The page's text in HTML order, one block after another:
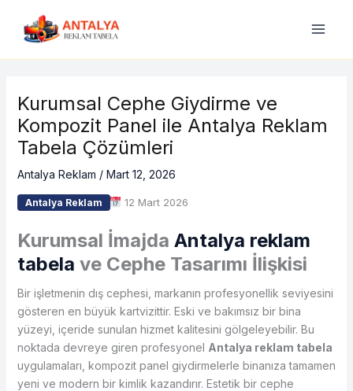
Kurumsal Cephe Giydirme ve
Kompozit Panel ile Antalya Reklam
Tabela Çözümleri
Antalya Reklam / Mart 12, 2026
Antalya Reklam 12 Mart 2026
Kurumsal İmajda Antalya reklam
tabela ve Cephe Tasarımı İlişkisi
Bir işletmenin dış cephesi, markanın profesyonellik seviyesini
gösteren en büyük kartvizittir. Eski ve bakımsız bir bina
yüzeyi, içeride sunulan hizmet kalitesini gölgeleyebilir. Bu
noktada devreye giren profesyonel Antalya reklam tabela
uygulamaları, kompozit panel giydirmelerle binanıza tamamen
yeni ve modern bir kimlik kazandırır. Estetik bir cephe